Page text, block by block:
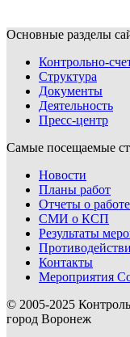
Основные разделы
Контрольно-
Структура
Документы
Деятельность
Пресс-центр
Самые посещаемые
Новости
Планы работ
Отчеты о работе
СМИ о КСП
Результаты
Контакты
Мероприятия
© 2005-2025
город Воронеж